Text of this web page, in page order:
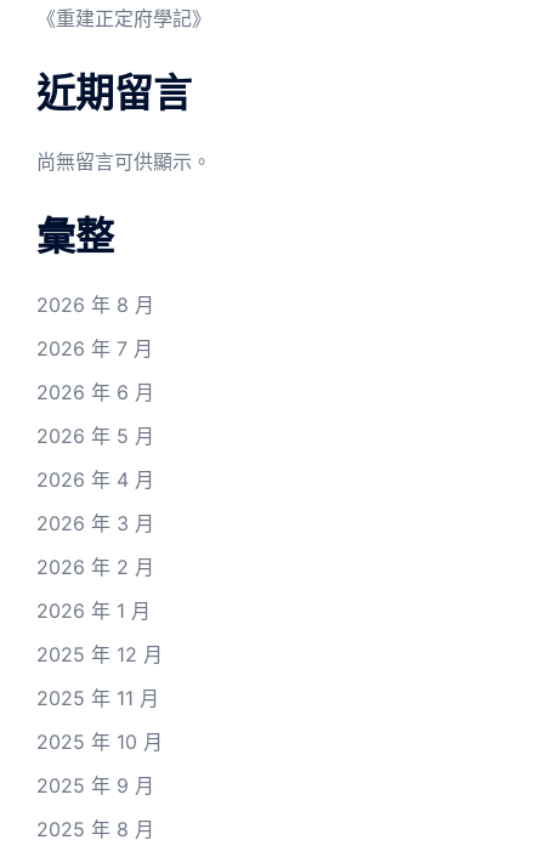
《重建正定府學記》
近期留言
尚無留言可供顯示。
彙整
2026 年 8 月
2026 年 7 月
2026 年 6 月
2026 年 5 月
2026 年 4 月
2026 年 3 月
2026 年 2 月
2026 年 1 月
2025 年 12 月
2025 年 11 月
2025 年 10 月
2025 年 9 月
2025 年 8 月